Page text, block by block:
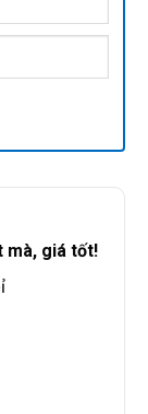
mà, giá tốt!